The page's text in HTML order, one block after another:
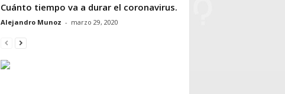
Cuánto tiempo va a durar el coronavirus.
Alejandro Munoz - marzo 29, 2020